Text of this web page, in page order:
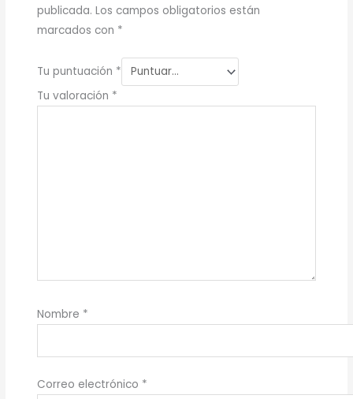
publicada. Los campos obligatorios están
marcados con *
Tu puntuación *
Tu valoración *
Nombre *
Correo electrónico *